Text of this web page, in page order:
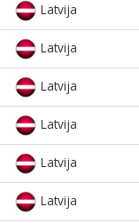
Latvija
Latvija
Latvija
Latvija
Latvija
Latvija